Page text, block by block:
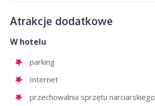
Atrakcje dodatkowe
W hotelu
parking
Internet
przechowalnia sprzętu narciarskiego